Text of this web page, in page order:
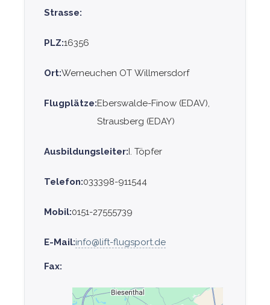
Strasse:
PLZ:16356
Ort:Werneuchen OT Willmersdorf
Flugplätze:Eberswalde-Finow (EDAV),
Strausberg (EDAY)
Ausbildungsleiter:I. Töpfer
Telefon:033398-911544
Mobil:0151-27555739
E-Mail:info@lift-flugsport.de
Fax: